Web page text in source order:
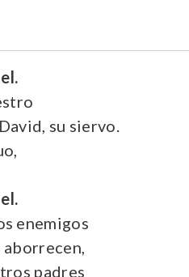
su siervo.
enemigos
aborrecen,
padres